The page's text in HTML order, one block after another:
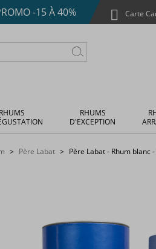
-15 À 40% Carte
RHUMS
RHUMS
D'EXCEPTION
Père Labat Père Labat - Rhum blanc